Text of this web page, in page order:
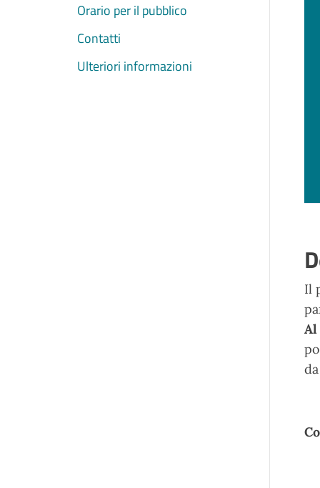
Orario per il pubblico
Contatti
Ulteriori informazioni
Il
Al